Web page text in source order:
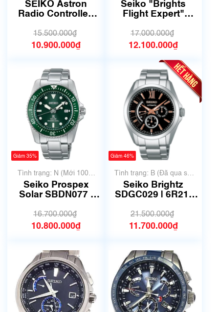
dụng, hàng đẹp, có chút
xước dăm)
SEIKO Astron
Radio Controlled
SBXY029
15.500.000₫
10.900.000₫
Seiko "Brights
Flight Expert"
0AT0
17.000.000₫
12.100.000₫
Giảm 35%
Tình trạng: N (Mới 100%
chưa qua sử dụng)
Seiko Prospex
Solar SBDN077 |
SNE583P1 |
SNE583
16.700.000₫
10.800.000₫
Giảm 46%
Tình trạng: B (Đã qua sử
dụng, hàng đẹp, có chút
xước dăm)
Seiko Brightz
SDGC029 | 6R21-
| Mã số 6652
21.500.000₫
11.700.000₫